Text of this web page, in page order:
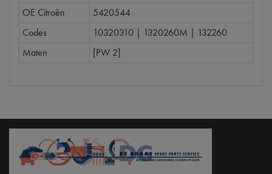
OE Citroën
5420544
Codes
10320310 | 1320260M | 132260
Maten
[PW 2]